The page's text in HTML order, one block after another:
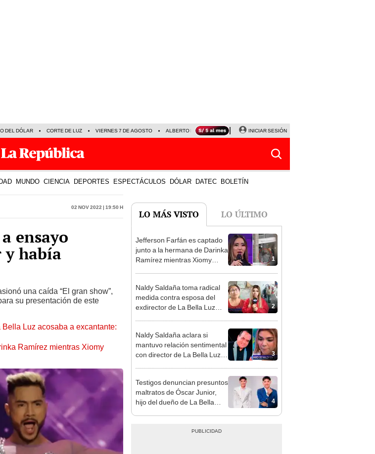
DEL DÓLAR CORTE DE LUZ VIERNES 7 DE AGOSTO ALBERTO BENAVIDES NALDY SALDAÑA
INICIAR SESIÓN
MUNDO CIENCIA DEPORTES ESPECTÁCULOS DÓLAR DATEC BOLETÍN
02 Nov 2022 | 19:50 h
ensayo
y había
una caída “El gran show”,
su presentación de este
Luz acosaba a excantante:
Ramírez mientras Xiomy
LO MÁS VISTO LO ÚLTIMO
1
Jefferson Farfán es captado
junto a la hermana de Darinka
Ramírez mientras Xiomy
2
Naldy Saldaña toma radical
medida contra esposa del
exdirector de La Bella Luz
grave”
3
Naldy Saldaña aclara si
mantuvo relación sentimental
con director de La Bella Luz
bajo”
4
Testigos denuncian presuntos
maltratos de Óscar Junior,
hijo del dueño de La Bella